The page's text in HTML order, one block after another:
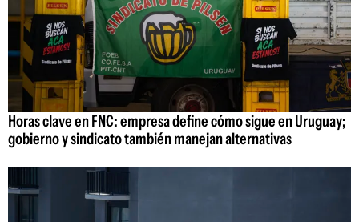
Horas clave en FNC: empresa define cómo sigue en Uruguay;
gobierno y sindicato también manejan alternativas